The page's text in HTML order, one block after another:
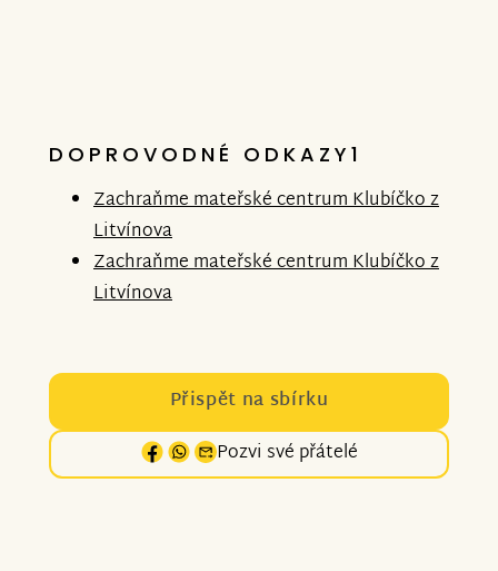
DOPROVODNÉ ODKAZY1
Zachraňme mateřské centrum Klubíčko z
Litvínova
Zachraňme mateřské centrum Klubíčko z
Litvínova
Přispět na sbírku
Pozvi své přátelé